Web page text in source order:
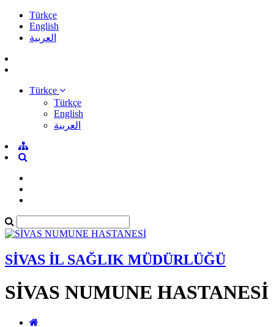
Türkçe
English
العربية
Türkçe
Türkçe
English
العربية
SİVAS İL SAĞLIK MÜDÜRLÜĞÜ
SİVAS NUMUNE HASTANESİ